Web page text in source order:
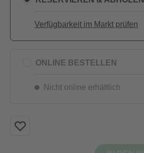
Verfügbarkeit im Markt prüfen
ONLINE BESTELLEN
Nicht online erhältlich